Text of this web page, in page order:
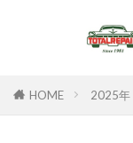
HOME 2025年